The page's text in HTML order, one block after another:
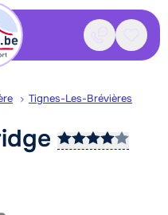
Contact
Tignes-Les-Brévières